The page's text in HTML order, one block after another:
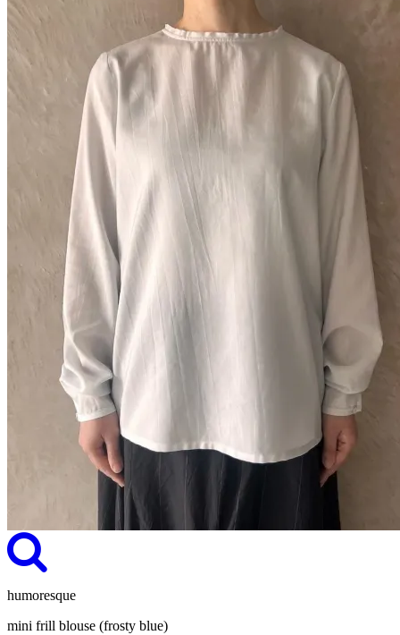
humoresque
mini frill blouse (frosty blue)